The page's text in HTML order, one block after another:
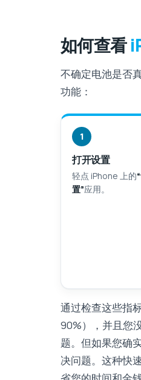
如何查看
不确定电池是否
功能：
1
打开设置
轻点 iPhone 上的
置”应用。
通过检查这些指
90%），并且您
题。但如果您确
决问题。这种快